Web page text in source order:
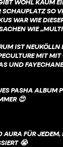
SCHAUPLATZ SO
WAR WIE
WIE
CLANS“.
CASTROP-
NEUKÖLLN.
TROTZDEM
BERLINS?
IST NEUKÖLLN
MIT
UND
PASHA ALBUM
😍
AURA FÜR JEDEM,
😭